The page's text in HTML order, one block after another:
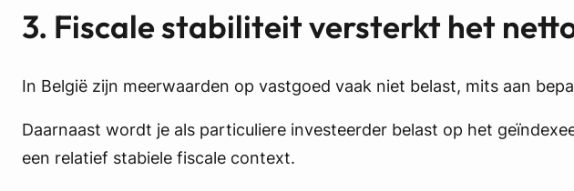
3. Fiscale stabiliteit versterkt het
In België zijn meerwaarden op vastgoed vaak niet belast, mits aan
Daarnaast wordt je als particuliere investeerder belast op het
een relatief stabiele fiscale context.